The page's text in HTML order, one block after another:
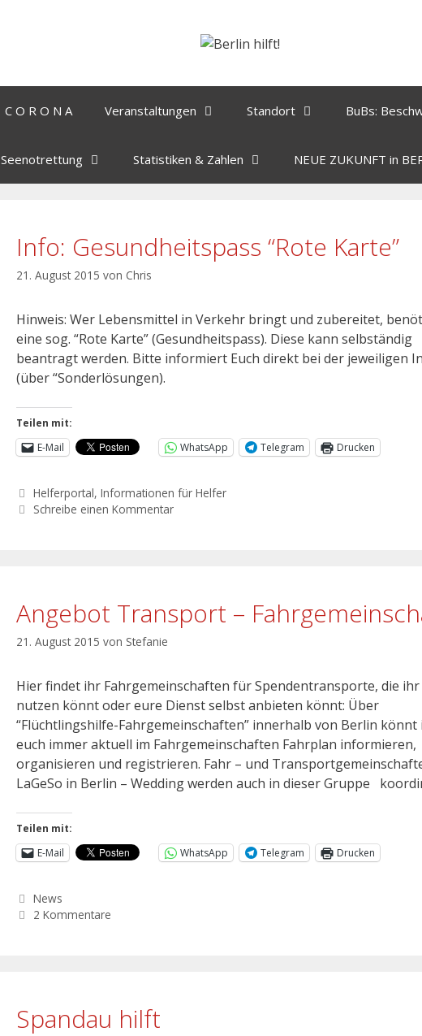
C O R O N A Veranstaltungen Standort BuBs:
Seenotrettung Statistiken & Zahlen NEUE ZUKUNFT in
Info: Gesundheitspass “Rote Karte”
21. August 2015 von Chris
Hinweis: Wer Lebensmittel in Verkehr bringt und zubereitet,
eine sog. “Rote Karte” (Gesundheitspass). Diese kann selbständig
beantragt werden. Bitte informiert Euch direkt bei der jeweiligen
(über “Sonderlösungen).
Teilen mit:
E-Mail
WhatsApp Telegram Drucken
Helferportal,Informationen für Helfer
Schreibe einen Kommentar
Angebot Transport –
21. August 2015 von Stefanie
Hier findet ihr Fahrgemeinschaften für Spendentransporte, die ihr
nutzen könnt oder eure Dienst selbst anbieten könnt: Über
“Flüchtlingshilfe-Fahrgemeinschaften” innerhalb von Berlin könnt
euch immer aktuell im Fahrgemeinschaften Fahrplan informieren,
organisieren und registrieren. Fahr – und
LaGeSo in Berlin – Wedding werden auch in dieser Gruppe
Teilen mit:
E-Mail
WhatsApp Telegram Drucken
News
2 Kommentare
Spandau hilft